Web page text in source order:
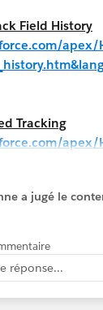
Field History
apex/
Tracking
apex/
Chatter
apex/
a jugé le
réponse...